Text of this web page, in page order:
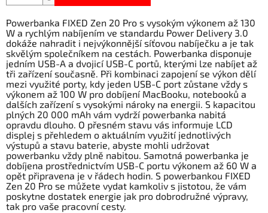
Powerbanka FIXED Zen 20 Pro s vysokým výkonem až 130
W a rychlým nabíjením ve standardu Power Delivery 3.0
dokáže nahradit i nejvýkonnější síťovou nabíječku a je tak
skvělým společníkem na cestách. Powerbanka disponuje
jedním USB-A a dvojicí USB-C portů, kterými lze nabíjet až
tři zařízení současně. Při kombinaci zapojení se výkon dělí
mezi využité porty, kdy jeden USB-C port zůstane vždy s
výkonem až 100 W pro dobíjení MacBooku, notebooků a
dalších zařízení s vysokými nároky na energii. S kapacitou
plných 20 000 mAh vám vydrží powerbanka nabitá
opravdu dlouho. O přesném stavu vás informuje LCD
displej s přehledem o aktuálním využití jednotlivých
výstupů a stavu baterie, abyste mohli udržovat
powerbanku vždy plně nabitou. Samotná powerbanka je
dobíjena prostřednictvím USB-C portu výkonem až 60 W a
opět připravena je v řádech hodin. S powerbankou FIXED
Zen 20 Pro se můžete vydat kamkoliv s jistotou, že vám
poskytne dostatek energie jak pro dobrodružné výpravy,
tak pro vaše pracovní cesty.